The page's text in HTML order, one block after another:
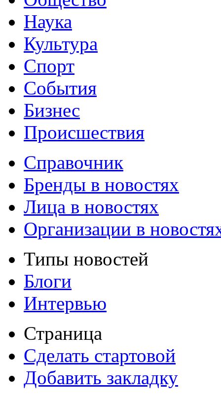
Наука
Культура
Спорт
События
Бизнес
Происшествия
Справочник
Бренды в новостях
Лица в новостях
Организации в
Типы новостей
Блоги
Интервью
Страница
Сделать стартовой
Добавить закладку